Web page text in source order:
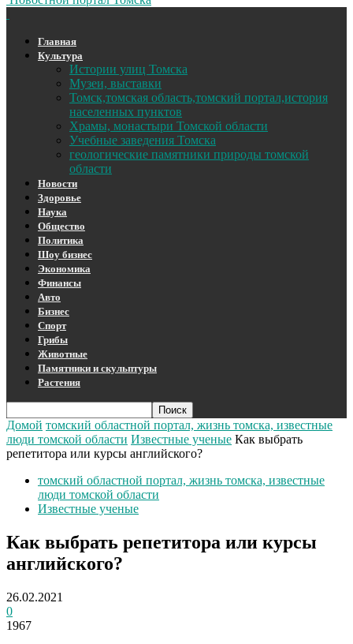
Главная
Культура
Истории улиц Томска
Музеи, выставки
Томск,томская область,томский портал,история
населенных пунктов
Храмы, монастыри Томской области
Учебные заведения Томска
геологические памятники природы томской
области
Новости
Здоровье
Наука
Общество
Политика
Шоу бизнес
Экономика
Финансы
Авто
Бизнес
Спорт
Грибы
Животные
Памятники и скульптуры
Растения
Домой томский областной портал, жизнь томска, известные
люди томской области Известные ученые Как выбрать
репетитора или курсы английского?
томский областной портал, жизнь томска, известные
люди томской области
Известные ученые
Как выбрать репетитора или курсы
английского?
26.02.2021
0
1967